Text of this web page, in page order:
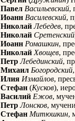
Павел Васильевский,
Иоанн Василевский,
Николай Лебедев,
Николай Сретенский
Иоанн Ромашкин,
Николай Хвощев,
Петр Лебединский,
Михаил Богородский
Илия Измайлов,
Стефан (Кусков),
Василий Ежов,
Петр Лонсков,
Стефан Митюшкин,